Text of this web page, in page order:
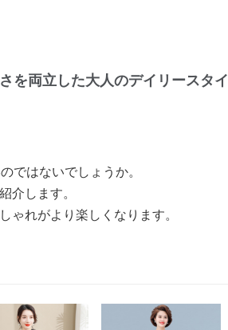
を両立した大人のデイリースタイ
ではないでしょうか。
介します。
れがより楽しくなります。